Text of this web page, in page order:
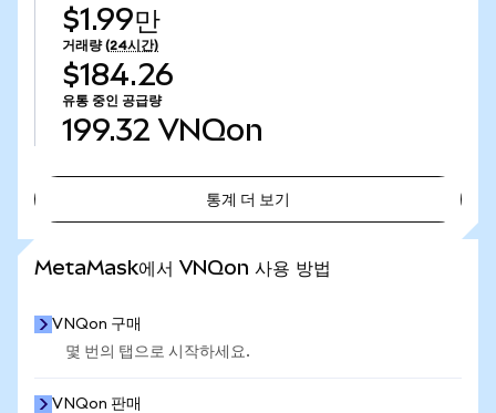
$1.99만
거래량 (24시간)
$184.26
유통 중인 공급량
199.32 VNQon
통계 더 보기
MetaMask에서 VNQon 사용 방법
VNQon 구매
몇 번의 탭으로 시작하세요.
VNQon 판매